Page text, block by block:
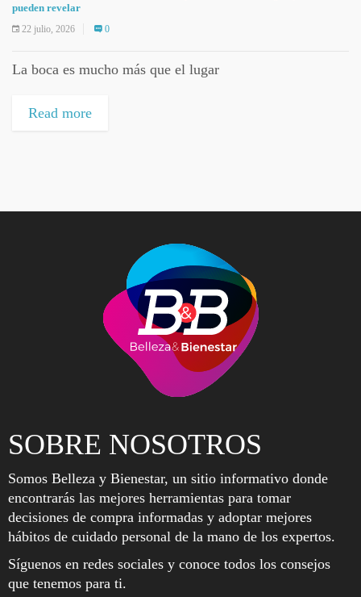
pueden revelar
22 julio, 2026 0
La boca es mucho más que el lugar
Read more
SOBRE NOSOTROS
Somos Belleza y Bienestar, un sitio informativo donde
encontrarás las mejores herramientas para tomar
decisiones de compra informadas y adoptar mejores
hábitos de cuidado personal de la mano de los expertos.
Síguenos en redes sociales y conoce todos los consejos
que tenemos para ti.